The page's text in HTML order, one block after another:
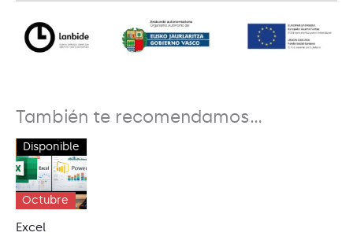
También te recomendamos…
150 h
Octubre
Disponible
Excel